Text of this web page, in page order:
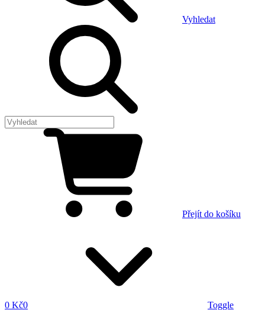
Vyhledat
Přejít do košíku
0 Kč0
Toggle